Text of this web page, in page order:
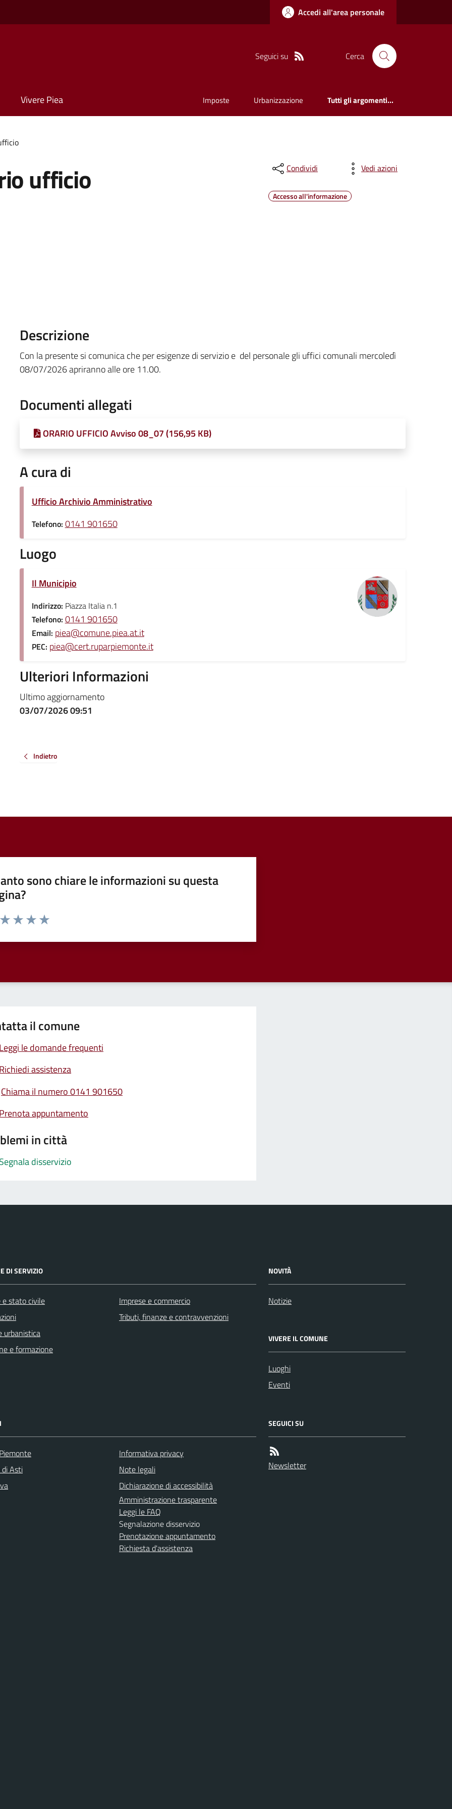
Accedi all'area personale
Seguici su Cerca
Vivere Piea Imposte Urbanizzazione Tutti gli argomenti...
ufficio Condividi Vedi azioni
Accesso all'informazione
Descrizione
Con la presente si comunica che per esigenze di servizio e del personale gli uffici comunali mercoledì
08/07/2026 apriranno alle ore 11.00.
Documenti allegati
ORARIO UFFICIO Avviso 08_07 (156,95 KB)
A cura di
Ufficio Archivio Amministrativo
Telefono: 0141 901650
Luogo
Il Municipio
Indirizzo: Piazza Italia n.1
Telefono: 0141 901650
Email: piea@comune.piea.at.it
PEC: piea@cert.ruparpiemonte.it
Ulteriori Informazioni
Ultimo aggiornamento
03/07/2026 09:51
Indietro
sono chiare le informazioni su questa
da 1 a 5 stelle la pagina
il comune
Leggi le domande frequenti
Richiedi assistenza
Chiama il numero 0141 901650
Prenota appuntamento
in città
Segnala disservizio
DI SERVIZIO
e stato civile
urbanistica
e formazione
Imprese e commercio
Tributi, finanze e contravvenzioni
NOVITÀ
Notizie
VIVERE IL COMUNE
Luoghi
Eventi
di Asti
Informativa privacy
Note legali
Dichiarazione di accessibilità
Amministrazione trasparente
Leggi le FAQ
Segnalazione disservizio
Prenotazione appuntamento
Richiesta d'assistenza
SEGUICI SU
Newsletter